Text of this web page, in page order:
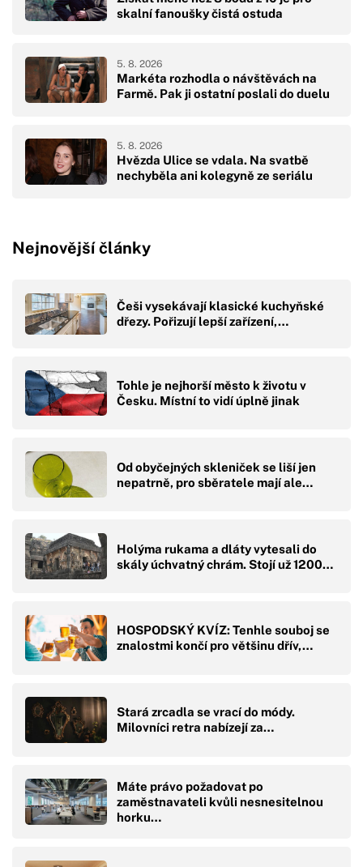
skalní fanoušky čistá ostuda
Markéta rozhodla o návštěvách na
Farmě. Pak ji ostatní poslali do duelu
5. 8. 2026
Hvězda Ulice se vdala. Na svatbě
nechyběla ani kolegyně ze seriálu
5. 8. 2026
Nejnovější články
Češi vysekávají klasické kuchyňské
dřezy. Pořizují lepší zařízení,…
Tohle je nejhorší město k životu v
Česku. Místní to vidí úplně jinak
Od obyčejných skleniček se liší jen
nepatrně, pro sběratele mají ale…
Holýma rukama a dláty vytesali do
skály úchvatný chrám. Stojí už 1200…
HOSPODSKÝ KVÍZ: Tenhle souboj se
znalostmi končí pro většinu dřív,…
Stará zrcadla se vrací do módy.
Milovníci retra nabízejí za…
Máte právo požadovat po
zaměstnavateli kvůli nesnesitelnou
horku…